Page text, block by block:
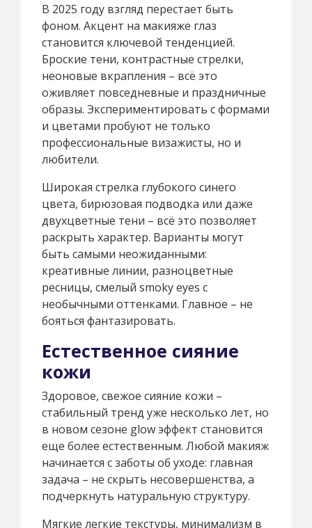
В 2025 году взгляд перестает быть
фоном. Акцент на макияже глаз
становится ключевой тенденцией.
Броские тени, контрастные стрелки,
неоновые вкрапления – всё это
оживляет повседневные и праздничные
образы. Экспериментировать с формами
и цветами пробуют не только
профессиональные визажисты, но и
любители.
Широкая стрелка глубокого синего
цвета, бирюзовая подводка или даже
двухцветные тени – всё это позволяет
раскрыть характер. Варианты могут
быть самыми неожиданными:
креативные линии, разноцветные
ресницы, смелый smoky eyes с
необычными оттенками. Главное – не
бояться фантазировать.
Естественное сияние
кожи
Здоровое, свежое сияние кожи –
стабильный тренд уже несколько лет, но
в новом сезоне glow эффект становится
еще более естественным. Любой макияж
начинается с заботы об уходе: главная
задача – не скрыть несовершенства, а
подчеркнуть натуральную структуру.
Мягкие легкие текстуры, минимализм в